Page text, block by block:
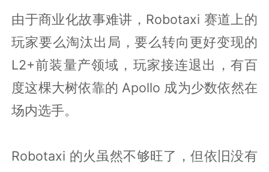
由于商业化故事难讲，Robotaxi 赛道上的
玩家要么淘汰出局，要么转向更好变现的
L2+前装量产领域，玩家接连退出，有百
度这棵大树依靠的 Apollo 成为少数依然在
场内选手。
Robotaxi 的火虽然不够旺了，但依旧没有